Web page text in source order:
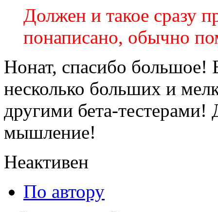
Должен и такое сразу
понаписано, обычно
Нонат, спасибо большое!
несколько больших и
другими бета-тестерами!
мышление!
Неактивен
По автору